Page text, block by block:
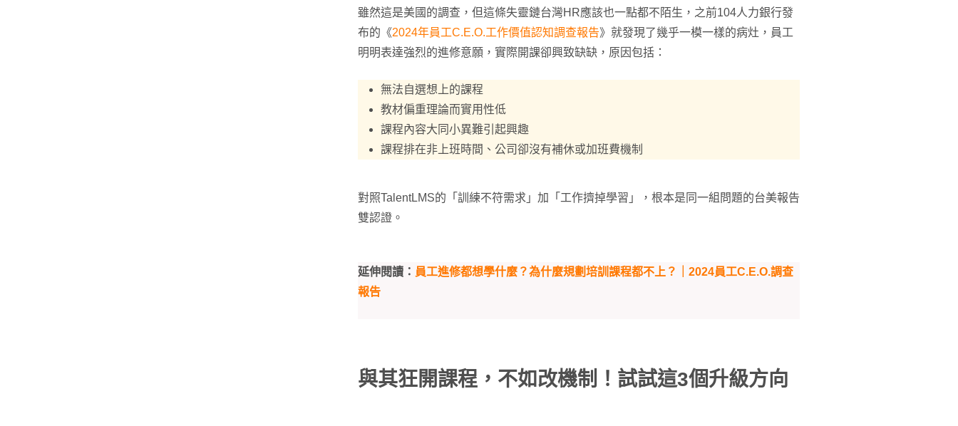
雖然這是美國的調查，但這條失靈鏈台灣HR應該也一點都不陌生，之前104人力銀行發
布的《2024年員工C.E.O.工作價值認知調查報告》就發現了幾乎一模一樣的病灶，員工
明明表達強烈的進修意願，實際開課卻興致缺缺，原因包括：
無法自選想上的課程
教材偏重理論而實用性低
課程內容大同小異難引起興趣
課程排在非上班時間、公司卻沒有補休或加班費機制
對照TalentLMS的「訓練不符需求」加「工作擠掉學習」，根本是同一組問題的台美報告
雙認證。
延伸閱讀： 員工進修都想學什麼？為什麼規劃培訓課程都不上？｜2024員工C.E.O.調查
報告
與其狂開課程，不如改機制！試試這3個升級方向